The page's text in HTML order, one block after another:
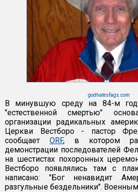
godhatesfags.com
В минувшую среду на 84-м
"естественной смертью"
организации радикальных
Церкви Вестборо - пастор
сообщает ORF, в котором
демонстрации последователей
на шестистах похоронных
Вестборо появлялись там с
написано: "Бог ненавидит
разгульные бездельники".